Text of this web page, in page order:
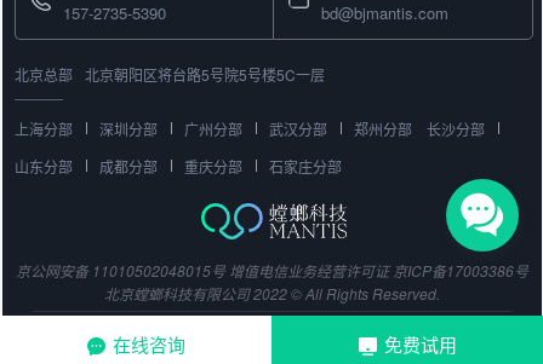
在线咨询 免费试用
157-2735-5390
bd@bjmantis.com
北京总部 北京朝阳区将台路5号院5号楼5C一层
上海分部 深圳分部 广州分部 武汉分部 郑州分部
长沙分部
山东分部
成都分部 重庆分部 石家庄分部
京公网安备 11010502048015号 增值电信业务经营许可证 京ICP备17003386号
北京螳螂科技有限公司 2022 © All Rights Reserved.